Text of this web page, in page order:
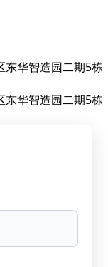
东华智造园二期5栋
东华智造园二期5栋